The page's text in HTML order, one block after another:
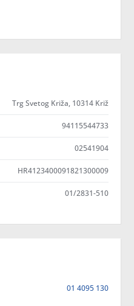
Trg Svetog Križa, 10314 Križ
94115544733
02541904
HR4123400091821300009
01/2831-510
01 4095 130